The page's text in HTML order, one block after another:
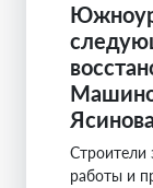
Строители
работы и